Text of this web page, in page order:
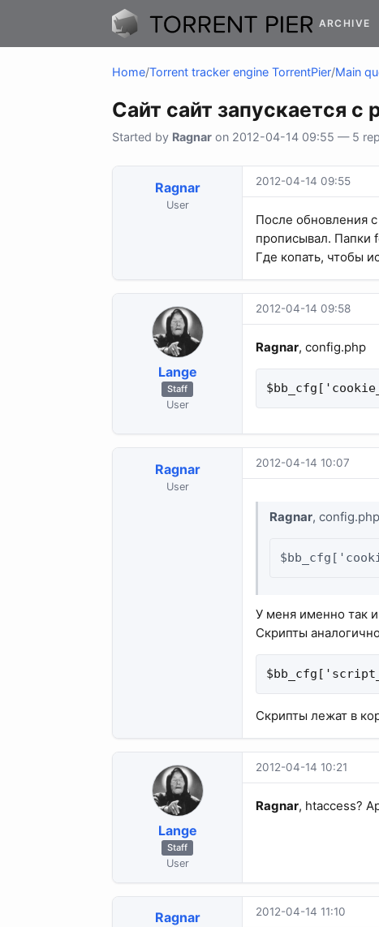
ARCHIVE
Home/Torrent tracker engine TorrentPier/Main
Сайт сайт запускается
Started by Ragnar on 2012-04-14 09:55 — 5
Ragnar
User
2012-04-14 09:55
После обновления с
прописывал. Папки
Где копать, чтобы
Lange
Staff
User
2012-04-14 09:58
Ragnar, config.php
Ragnar
User
2012-04-14 10:07
Ragnar, config.php
У меня именно так
Скрипты аналогично
Скрипты лежат в
Lange
Staff
User
2012-04-14 10:21
Ragnar, htaccess?
Ragnar 2012-04-14 11:10